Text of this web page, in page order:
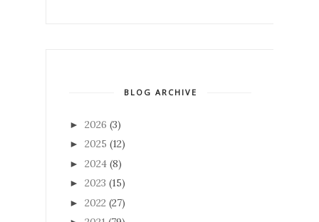
BLOG ARCHIVE
► 2026 (3)
► 2025 (12)
► 2024 (8)
► 2023 (15)
► 2022 (27)